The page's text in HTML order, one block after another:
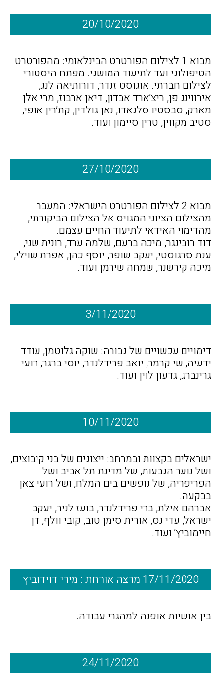
20/10/2020
מבוא 1 לצילום הפורטרט הבינלאומי: מהפורטרט
הטיפולוגי ועד לתיעוד המושגי. מפתח היסטורי
לצילום חברתי. אוגוסט זנדר, דורותיאה לנג,
אירווינג פן, ריצ׳ארד אבדון, דיאן ארבוז, מרי אלן
מארק, סבסטיו סלגאדו, נאן גולדין, קת׳רין אופי,
סטיב מקווין, טרין סיימון ועוד.
27/10/2020
מבוא 2 לצילום הפורטרט הישראלי: המעבר
מהצילום הציוני המגויס אל הצילום הביקורתי,
מהדימוי האידאי לתיעוד החיים עצמם.
דוד רובינגר, מיכה ברעם, שלמה ערד, רונית שני,
ענת סרגוסטי, יעקב שופר, יוסף כהן, אפרת שוילי,
מיכה קירשנר, שמחה שירמן ועוד.
3/11/2020
דימויים עכשויים של גבורה: שוקה גלוטמן, עודד
ידעיה, שי קרמר, יואב פרידלנדר, יוסי ברגר, רועי
גרינברג, גדעון לוין ועוד.
10/11/2020
ישראלים בקצוות ובמרחב: ייצוגים של בני קיבוצים,
ושל נוער הגבעות, של מדינת תל אביב ושל
הפריפריה, של נופשים בים המלח, ושל רועי צאן
בבקעה.
אברהם אילת, ברי פרידלנדר, בועז לניר, יעקב
ישראל, עדי נס, אורית סימן טוב, קובי וולף, דן
חיימוביץ׳ ועוד.
17/11/2020 מרצה אורחת : מירי דוידוביץ
בין אושיות אופנה למהגרי עבודה.
24/11/2020